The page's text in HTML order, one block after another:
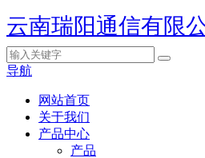
云南瑞阳通信有限
导航
网站首页
关于我们
产品中心
产品